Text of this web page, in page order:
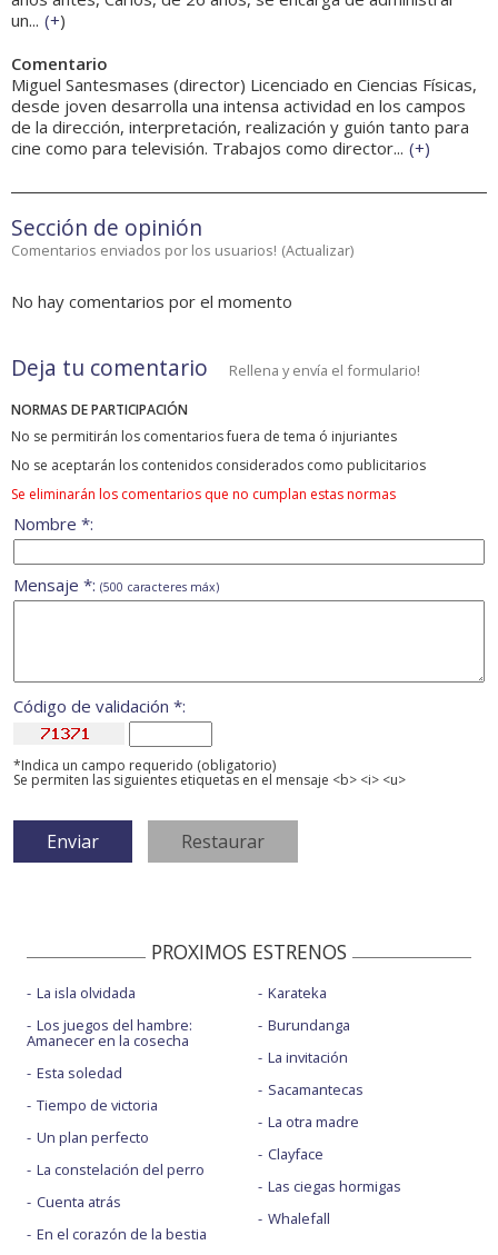
un... (+)
Comentario
Miguel Santesmases (director) Licenciado en Ciencias Físicas,
desde joven desarrolla una intensa actividad en los campos
de la dirección, interpretación, realización y guión tanto para
cine como para televisión. Trabajos como director... (+)
Sección de opinión
Comentarios enviados por los usuarios! (Actualizar)
No hay comentarios por el momento
Deja tu comentario Rellena y envía el formulario!
NORMAS DE PARTICIPACIÓN
No se permitirán los comentarios fuera de tema ó injuriantes
No se aceptarán los contenidos considerados como publicitarios
Se eliminarán los comentarios que no cumplan estas normas
Nombre *:
Mensaje *: (500 caracteres máx)
Código de validación *:
*Indica un campo requerido (obligatorio)
Se permiten las siguientes etiquetas en el mensaje <b> <i> <u>
PROXIMOS ESTRENOS
La isla olvidada
Los juegos del hambre:
Amanecer en la cosecha
Esta soledad
Tiempo de victoria
Un plan perfecto
La constelación del perro
Cuenta atrás
En el corazón de la bestia
Karateka
Burundanga
La invitación
Sacamantecas
La otra madre
Clayface
Las ciegas hormigas
Whalefall